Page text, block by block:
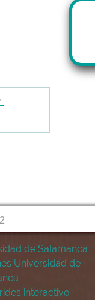
de Salamanca
Universidad de
interactivo